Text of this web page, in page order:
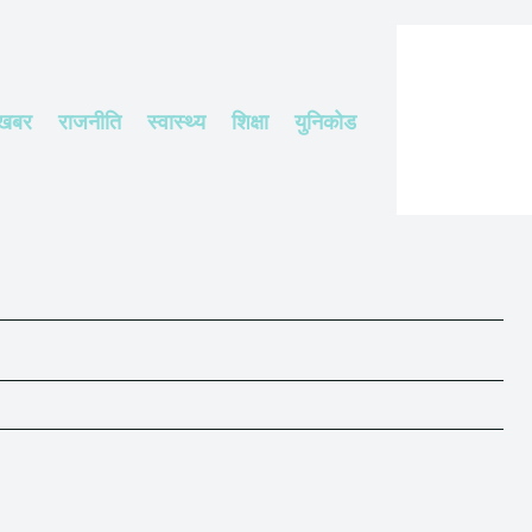
राजनीति स्वास्थ्य शिक्षा युनिकोड